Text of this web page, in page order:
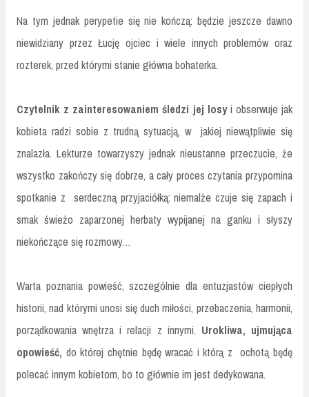
Na tym jednak perypetie się nie kończą: będzie jeszcze dawno
niewidziany przez Łucję ojciec i wiele innych problemów oraz
rozterek, przed którymi stanie główna bohaterka.
Czytelnik z zainteresowaniem śledzi jej losyi obserwuje jak
kobieta radzi sobie z trudną sytuacją, w jakiej niewątpliwie się
znalazła. Lekturze towarzyszy jednak nieustanne przeczucie, że
wszystko zakończy się dobrze, a cały proces czytania przypomina
spotkanie z serdeczną przyjaciółką: niemalże czuje się zapach i
smak świeżo zaparzonej herbaty wypijanej na ganku i słyszy
niekończące się rozmowy…
Warta poznania powieść, szczególnie dla entuzjastów ciepłych
historii, nad którymi unosi się duch miłości, przebaczenia, harmonii,
porządkowania wnętrza i relacji z innymi. Urokliwa, ujmująca
opowieść, do której chętnie będę wracać i którą z ochotą będę
polecać innym kobietom, bo to głównie im jest dedykowana.